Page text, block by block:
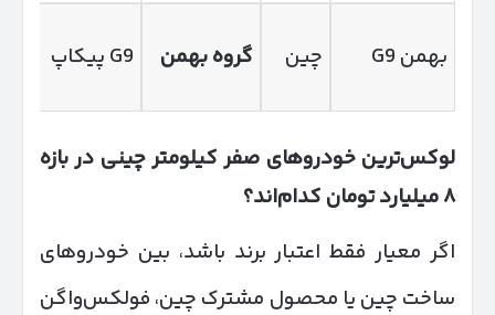
بهمن G9 چین گروه بهمن G9 پیکاپ
لوکس‌ترین خودروهای صفر کیلومتر چینی در بازه
۸میلیارد تومان کدام‌اند؟
اگر معیار فقط اعتبار برند باشد، بین خودروهای
ساخت چین یا محصول مشترک چین، فولکس‌واگن